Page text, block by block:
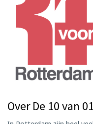
Over De 10 van